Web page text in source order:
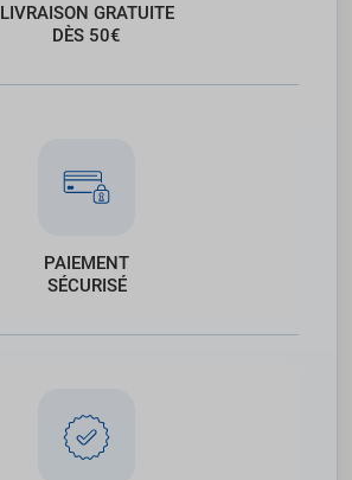
LIVRAISON GRATUITE
DÈS 50€
PAIEMENT
SÉCURISÉ